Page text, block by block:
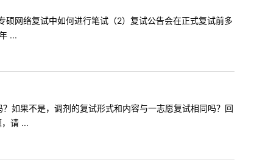
网络复试中如何进行笔试（2）复试公告会在正式复试前多
...
果不是，调剂的复试形式和内容与一志愿复试相同吗？回
请 ...